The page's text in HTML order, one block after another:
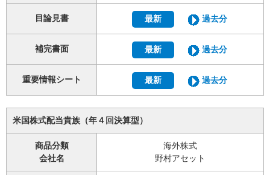
目論見書 最新 過去分
補完書面 最新 過去分
重要情報シート 最新 過去分
米国株式配当貴族（年４回決算型）
商品分類
会社名
海外株式
野村アセット